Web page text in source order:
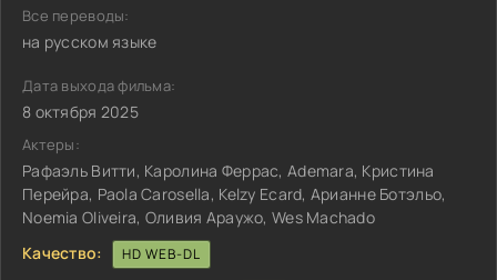
Все переводы:
на русском языке
Дата выхода фильма:
8 октября 2025
Актеры:
Рафаэль Витти, Каролина Феррас, Ademara, Кристина
Перейра, Paola Carosella, Kelzy Ecard, Арианне Ботэльо,
Noemia Oliveira, Оливия Араужо, Wes Machado
Качество:
HD WEB-DL